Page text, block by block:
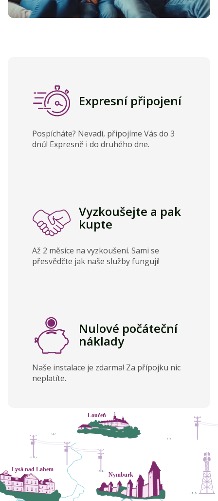
Expresní připojení
Pospícháte? Nevadí, připojíme Vás do 3
dnů! Expresně i do druhého dne.
Vyzkoušejte a pak
kupte
Až 2 měsíce na vyzkoušení. Sami se
přesvědčte jak naše služby fungují!
Nulové počáteční
náklady
Naše instalace je zdarma! Za přípojku nic
neplatíte.